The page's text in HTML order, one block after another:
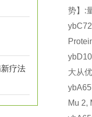
疗法
势】:
大从
Mu